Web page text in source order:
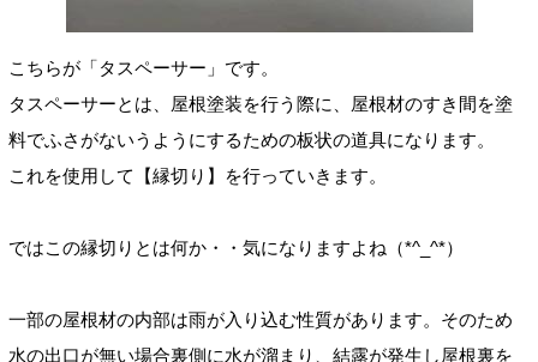
こちらが「タスペーサー」です。
タスペーサーとは、屋根塗装を行う際に、屋根材のすき間を塗
料でふさがないうようにするための板状の道具になります。
これを使用して【縁切り】を行っていきます。
ではこの縁切りとは何か・・気になりますよね（*^_^*）
一部の屋根材の内部は雨が入り込む性質があります。そのため
水の出口が無い場合裏側に水が溜まり、結露が発生し屋根裏を